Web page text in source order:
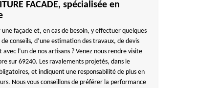
FACADE, spécialisée en
façade et, en cas de besoin, y effectuer quelques
conseils, d’une estimation des travaux, de devis
l’un de nos artisans ? Venez nous rendre visite
sur 69240. Les ravalements projetés, dans le
et indiquent une responsabilité de plus en
Nous vous conseillons de préférer la performance